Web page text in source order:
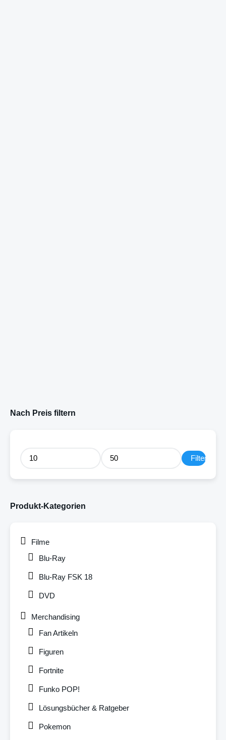
Nach Preis filtern
Filter
Produkt-Kategorien
Filme
Blu-Ray
Blu-Ray FSK 18
DVD
Merchandising
Fan Artikeln
Figuren
Fortnite
Funko POP!
Lösungsbücher & Ratgeber
Pokemon